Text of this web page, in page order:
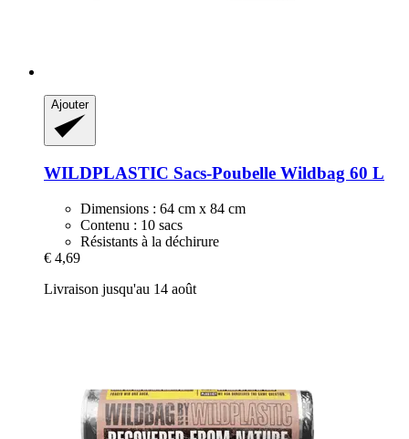
Ajouter
WILDPLASTIC Sacs-​Poubelle Wildbag 60 L
Dimensions : 64 cm x 84 cm
Contenu : 10 sacs
Résistants à la déchirure
€ 4,69
Livraison jusqu'au 14 août